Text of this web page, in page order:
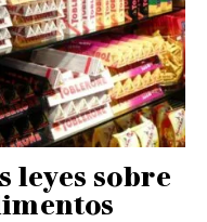
leyes sobre